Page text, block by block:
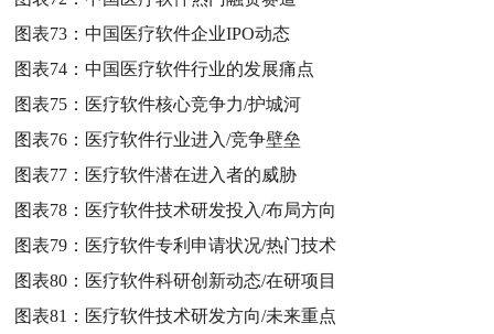
图表73：中国医疗软件企业IPO动态
图表74：中国医疗软件行业的发展痛点
图表75： 医疗软件核心竞争力/护城河
图表76： 医疗软件行业进入/竞争壁垒
图表77： 医疗软件潜在进入者的威胁
图表78： 医疗软件技术研发投入/布局方向
图表79： 医疗软件专利申请状况/热门技术
图表80： 医疗软件科研创新动态/在研项目
图表81： 医疗软件技术研发方向/未来重点